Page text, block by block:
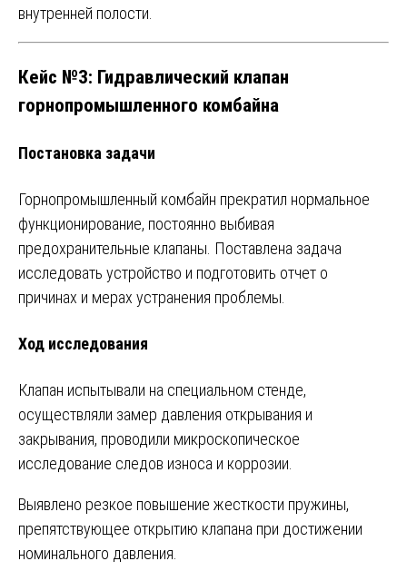
внутренней полости.
Кейс №3: Гидравлический клапан
горнопромышленного комбайна
Постановка задачи
Горнопромышленный комбайн прекратил нормальное
функционирование, постоянно выбивая
предохранительные клапаны. Поставлена задача
исследовать устройство и подготовить отчет о
причинах и мерах устранения проблемы.
Ход исследования
Клапан испытывали на специальном стенде,
осуществляли замер давления открывания и
закрывания, проводили микроскопическое
исследование следов износа и коррозии.
Выявлено резкое повышение жесткости пружины,
препятствующее открытию клапана при достижении
номинального давления.